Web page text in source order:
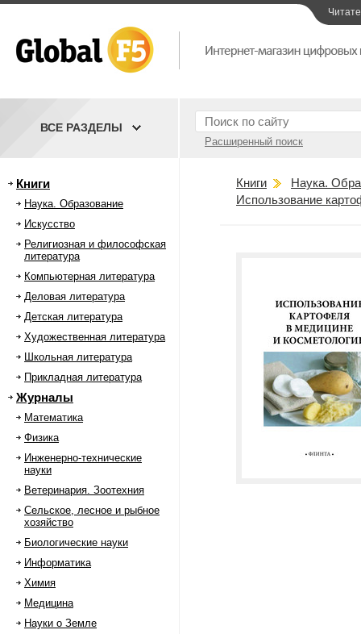
Расширенный поиск
ВСЕ РАЗДЕЛЫ
Книги
Наука. Образование
Искусство
Религиозная и философская
литература
Компьютерная литература
Деловая литература
Детская литература
Художественная литература
Школьная литература
Прикладная литература
Журналы
Математика
Физика
Инженерно-технические
науки
Ветеринария. Зоотехния
Сельское, лесное и рыбное
хозяйство
Биологические науки
Информатика
Химия
Медицина
Науки о Земле
Книги
Наука.
Использование